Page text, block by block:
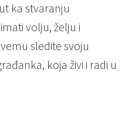
ka stvaranju
volju, želju i
sledite svoju
koja živi i radi u